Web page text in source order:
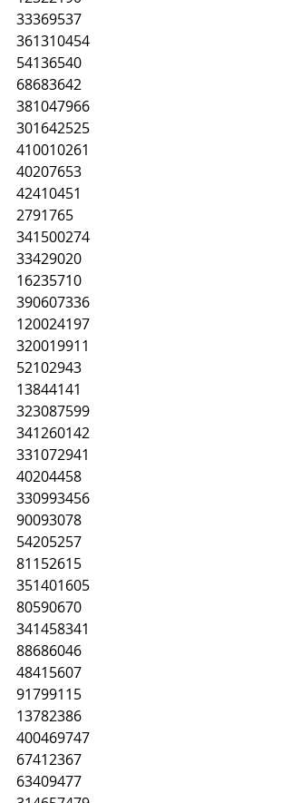
33369537
361310454
54136540
68683642
381047966
301642525
410010261
40207653
42410451
2791765
341500274
33429020
16235710
390607336
120024197
320019911
52102943
13844141
323087599
341260142
331072941
40204458
330993456
90093078
54205257
81152615
351401605
80590670
341458341
88686046
48415607
91799115
13782386
400469747
67412367
63409477